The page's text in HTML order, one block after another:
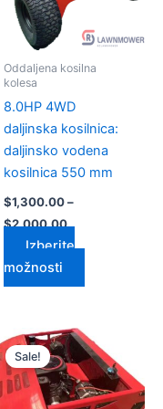
Oddaljena kosilna
kolesa
8.0HP 4WD
daljinska kosilnica:
daljinsko vodena
kosilnica 550 mm
$1,300.00 –
$2,000.00
Izberite
možnosti
lahko
izdelka
Sale!
Cenovni
razpon:
od
$2,600.00
do
Ta
izdelek
ima
več